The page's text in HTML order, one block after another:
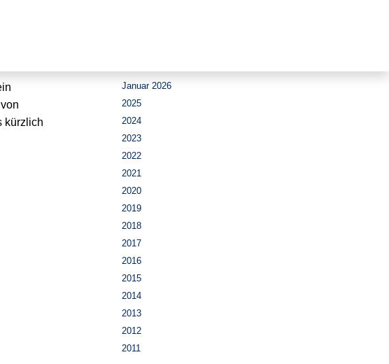
kürzlich
Januar 2026
2025
2024
2023
2022
2021
2020
2019
2018
2017
2016
2015
2014
2013
2012
2011